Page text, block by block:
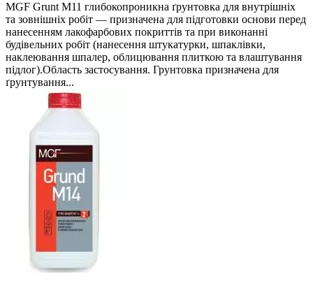
MGF Grunt M11 глибокопроникна ґрунтовка для внутрішніх
та зовнішніх робіт — призначена для підготовки основи перед
нанесенням лакофарбових покриттів та при виконанні
будівельних робіт (нанесення штукатурки, шпаклівки,
наклеювання шпалер, облицювання плиткою та влаштування
підлог).Область застосування. Грунтовка призначена для
ґрунтування...